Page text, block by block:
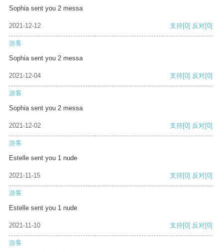
Sophia sent you 2 messa
2021-12-12 支持[0] 反对[0]
游客
Sophia sent you 2 messa
2021-12-04 支持[0] 反对[0]
游客
Sophia sent you 2 messa
2021-12-02 支持[0] 反对[0]
游客
Estelle sent you 1 nude
2021-11-15 支持[0] 反对[0]
游客
Estelle sent you 1 nude
2021-11-10 支持[0] 反对[0]
游客